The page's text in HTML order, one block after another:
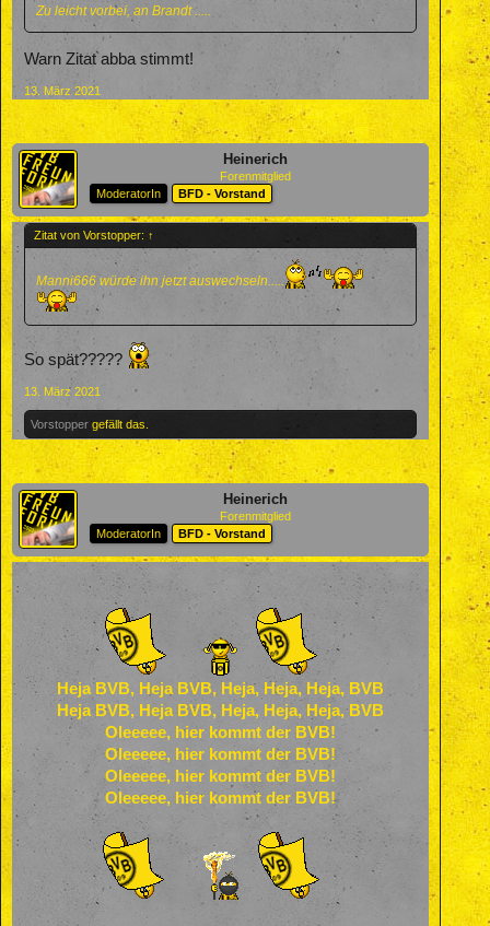
Zu leicht vorbei, an Brandt .....
Warn Zitat abba stimmt!
13. März 2021
Heinerich
Forenmitglied
ModeratorIn
BFD - Vorstand
Zitat von Vorstopper: ↑
Manni666 würde ihn jetzt auswechseln.....
So spät?????
13. März 2021
Vorstopper gefällt das.
Heinerich
Forenmitglied
ModeratorIn
BFD - Vorstand
Heja BVB, Heja BVB, Heja, Heja, Heja, BVB
Heja BVB, Heja BVB, Heja, Heja, Heja, BVB
Oleeeee, hier kommt der BVB!
Oleeeee, hier kommt der BVB!
Oleeeee, hier kommt der BVB!
Oleeeee, hier kommt der BVB!